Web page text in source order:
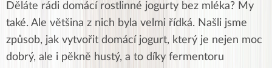
Děláte rádi domácí rostlinné jogurty bez mléka? My
také. Ale většina z nich byla velmi řídká. Našli jsme
způsob, jak vytvořit domácí jogurt, který je nejen moc
dobrý, ale i pěkně hustý, a to díky fermentoru